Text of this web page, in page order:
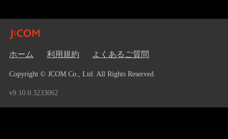
ホーム 利用規約 よくあるご質問
Copyright © JCOM Co., Ltd. All Rights Reserved.
v9.10.0.3233062